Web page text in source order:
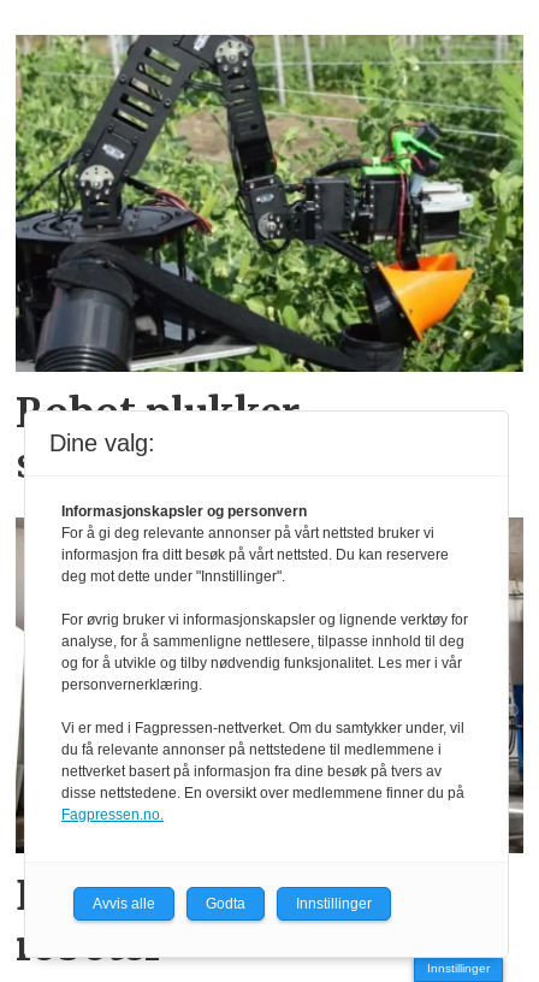
Robot plukker
sukkererter
DeLaval har solgt 10 000
roboter
Innstillinger
Dine valg:
Informasjonskapsler og personvern
For å gi deg relevante annonser på vårt nettsted bruker vi
informasjon fra ditt besøk på vårt nettsted. Du kan reservere
deg mot dette under "Innstillinger".
For øvrig bruker vi informasjonskapsler og lignende verktøy for
analyse, for å sammenligne nettlesere, tilpasse innhold til deg
og for å utvikle og tilby nødvendig funksjonalitet. Les mer i vår
personvernerklæring.
Vi er med i Fagpressen-nettverket. Om du samtykker under, vil
du få relevante annonser på nettstedene til medlemmene i
nettverket basert på informasjon fra dine besøk på tvers av
disse nettstedene. En oversikt over medlemmene finner du på
Fagpressen.no.
Avvis alle Godta Innstillinger